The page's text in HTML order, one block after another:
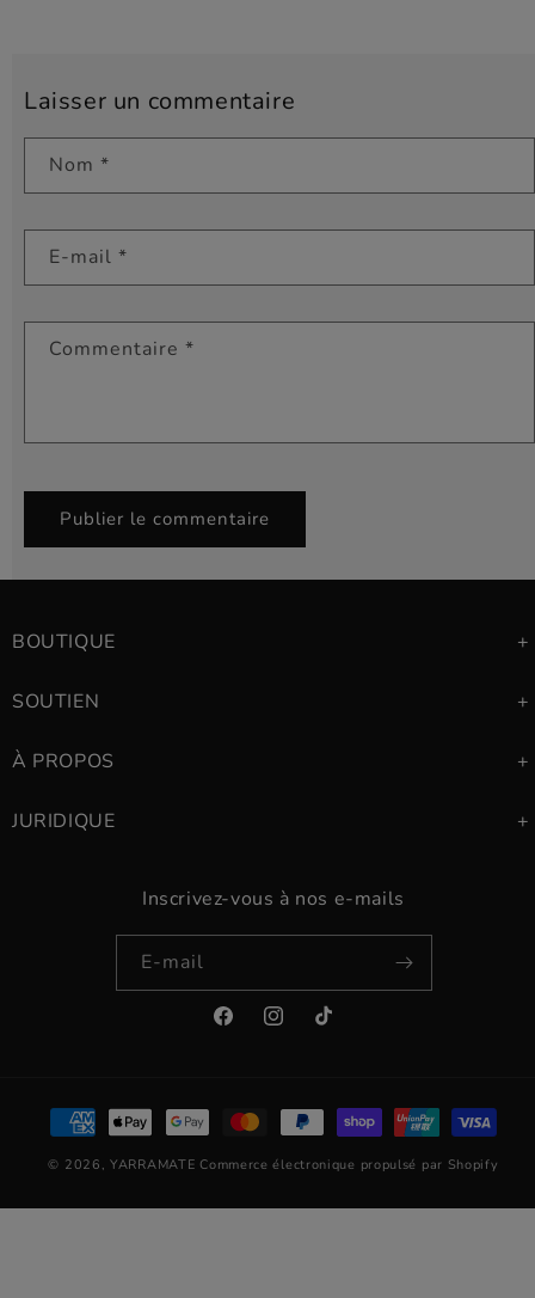
Laisser un commentaire
Nom *
E-mail *
Commentaire *
BOUTIQUE
SOUTIEN
À PROPOS
JURIDIQUE
Inscrivez-vous à nos e-mails
E-mail
FacebookInstagramTikTok
Moyens
de
paiement
© 2026,YARRAMATE Commerce électronique propulsé par Shopify